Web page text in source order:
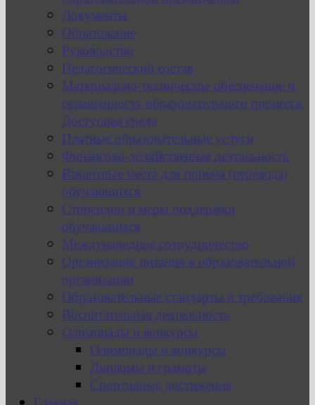
Документы
Образование
Руководство
Педагогический состав
Материально-техническое обеспечение и
оснащенность образовательного процесса.
Доступная среда
Платные образовательные услуги
Финансово-хозяйственная деятельность
Вакантные места для приема (перевода)
обучающихся
Стипендии и меры поддержки
обучающихся
Международное сотрудничество
Организация питания в образовательной
организации
Образовательные стандарты и требования
Воспитательная деятельность
Олимпиады и конкурсы
Олимпиады и конкурсы
Дипломы и грамоты
Спортивные достижения